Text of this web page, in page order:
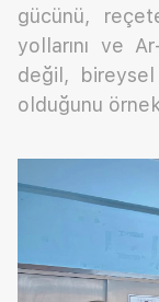
gücünü,
yollarını ve
değil,
olduğunu